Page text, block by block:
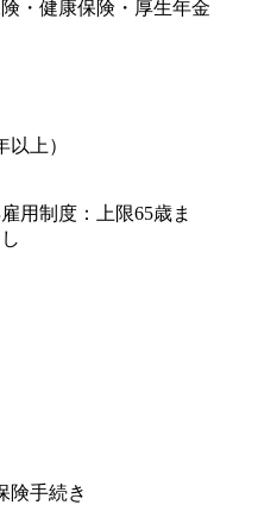
・健康保険・厚生年金
上）
用制度：上限65歳ま
険手続き